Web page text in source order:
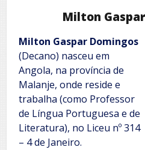
Milton
Milton Gaspar Domingos
(Decano) nasceu em
Angola, na província de
Malanje, onde reside e
trabalha (como Professor
de Língua Portuguesa e de
Literatura), no Liceu nº 314
– 4 de Janeiro.